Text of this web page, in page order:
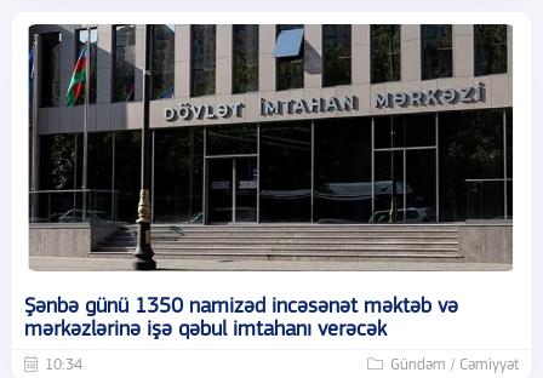
Şənbə günü 1350 namizəd incəsənət məktəb və
mərkəzlərinə işə qəbul imtahanı verəcək
10:34 Gündəm / Cəmiyyət